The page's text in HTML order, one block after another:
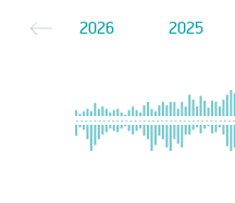
2026 2025